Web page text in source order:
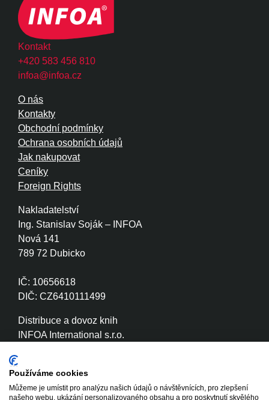
Kontakt
+420 583 456 810
infoa@infoa.cz
Nakladatelství
Ing. Stanislav Soják – INFOA
Nová 141
789 72 Dubicko
IČ: 10656618
DIČ: CZ6410111499
Distribuce a dovoz knih
INFOA International s.r.o.
IČ: 26870886
O nás
Kontakty
Obchodní podmínky
Ochrana osobních údajů
Jak nakupovat
Ceníky
Foreign Rights
Používáme cookies
Můžeme je umístit pro analýzu našich údajů o návštěvnících, pro zlepšení
našeho webu, ukázání personalizovaného obsahu a pro poskytnutí skvělého